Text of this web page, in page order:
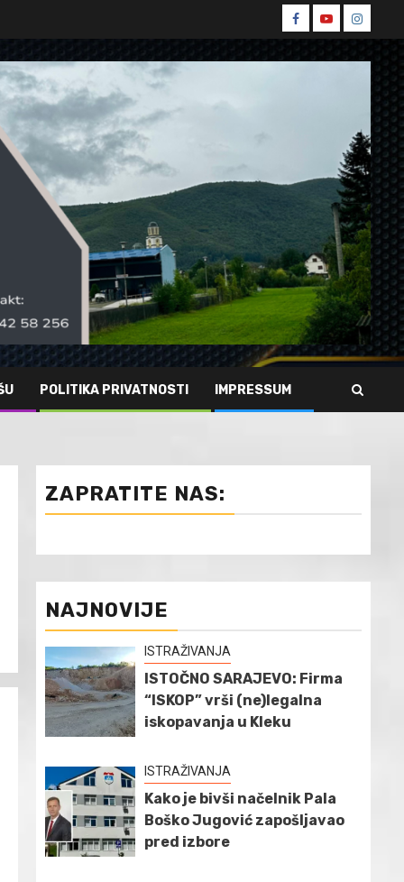
Spin
Facebook
Spin
Youtube
Spin
POLITIKA PRIVATNOSTI IMPRESSUM
ZAPRATITE NAS:
NAJNOVIJE
ISTRAŽIVANJA
ISTOČNO SARAJEVO: Firma
“ISKOP” vrši (ne)legalna
iskopavanja u Kleku
ISTRAŽIVANJA
Kako je bivši načelnik Pala
Boško Jugović zapošljavao
pred izbore